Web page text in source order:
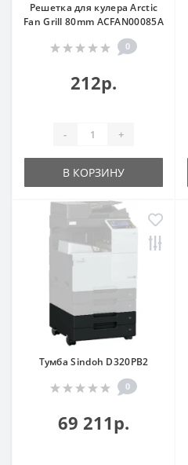
Решетка для кулера Arctic
Fan Grill 80mm ACFAN00085A
0
212р.
- +
В КОРЗИНУ
Тумба Sindoh D320PB2
0
69 211р.